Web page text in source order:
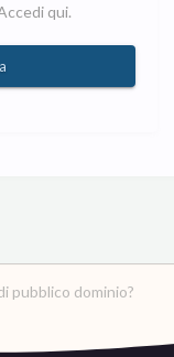
qui.
pubblico dominio?